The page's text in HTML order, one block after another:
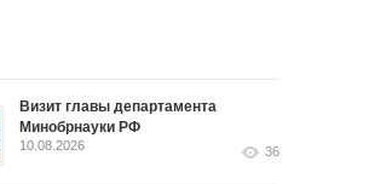
Визит главы департамента
Минобрнауки РФ
10.08.2026 36